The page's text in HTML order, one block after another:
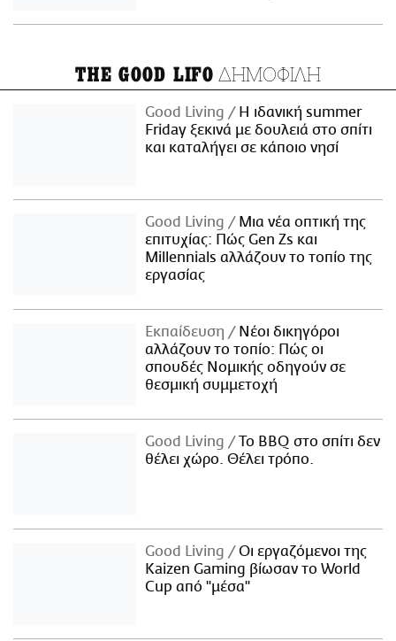
THE GOOD LIFO ΔΗΜΟΦΙΛΗ
Good Living
Η ιδανική summer
Friday ξεκινά με δουλειά στο σπίτι
και καταλήγει σε κάποιο νησί
Good Living
Μια νέα οπτική της
επιτυχίας: Πώς Gen Zs και
Millennials αλλάζουν το τοπίο της
εργασίας
Εκπαίδευση
Νέοι δικηγόροι
αλλάζουν το τοπίο: Πώς οι
σπουδές Νομικής οδηγούν σε
θεσμική συμμετοχή
Good Living
Το BBQ στο σπίτι δεν
θέλει χώρο. Θέλει τρόπο.
Good Living
Οι εργαζόμενοι της
Kaizen Gaming βίωσαν το World
Cup από "μέσα"